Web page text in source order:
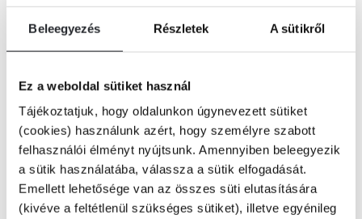
Beleegyezés Részletek A sütikről
Ez a weboldal sütiket használ
Tájékoztatjuk, hogy oldalunkon úgynevezett sütiket
(cookies) használunk azért, hogy személyre szabott
felhasználói élményt nyújtsunk. Amennyiben beleegyezik
a sütik használatába, válassza a sütik elfogadását.
Emellett lehetősége van az összes süti elutasítására
(kivéve a feltétlenül szükséges sütiket), illetve egyénileg